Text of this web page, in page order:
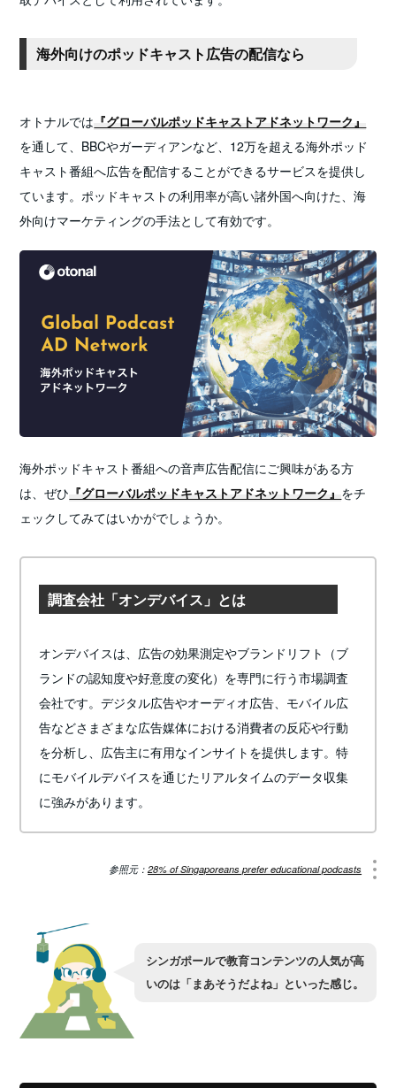
海外向けのポッドキャスト広告の配信なら
オトナルでは 『グローバルポッドキャストアドネットワーク』
を通して、BBCやガーディアンなど、12万を超える海外ポッド
キャスト番組へ広告を配信することができるサービスを提供し
ています。ポッドキャストの利用率が高い諸外国へ向けた、海
外向けマーケティングの手法として有効です。
海外ポッドキャスト番組への音声広告配信にご興味がある方
は、ぜひ 『グローバルポッドキャストアドネットワーク』 をチ
ェックしてみてはいかがでしょうか。
調査会社「オンデバイス」とは
オンデバイスは、広告の効果測定やブランドリフト（ブ
ランドの認知度や好意度の変化）を専門に行う市場調査
会社です。デジタル広告やオーディオ広告、モバイル広
告などさまざまな広告媒体における消費者の反応や行動
を分析し、広告主に有用なインサイトを提供します。特
にモバイルデバイスを通じたリアルタイムのデータ収集
に強みがあります。
参照元：28% of Singaporeans prefer educational podcasts
シンガポールで教育コンテンツの人気が高
いのは「まあそうだよね」といった感じ。